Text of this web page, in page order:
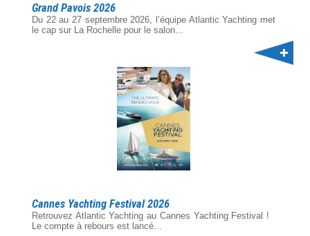
Grand Pavois 2026
Du 22 au 27 septembre 2026, l’équipe Atlantic Yachting met
le cap sur La Rochelle pour le salon...
Cannes Yachting Festival 2026
Retrouvez Atlantic Yachting au Cannes Yachting Festival !
Le compte à rebours est lancé...